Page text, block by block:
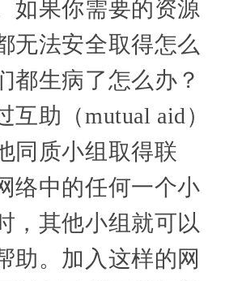
如果你需要的资源
无法安全取得怎么
都生病了怎么办？
互助（mutual aid）
同质小组取得联
络中的任何一个小
，其他小组就可以
助。加入这样的网